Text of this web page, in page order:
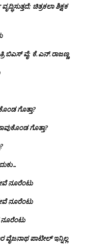
ಚಿತ್ರಕಲಾ ಶಿಕ್ಷಕ
ಬಿಎಸ್ ವೈ: ಕೆ.ಎನ್.ರಾಜಣ್ಣ
ಗೊತ್ತಾ?
ಗೊತ್ತಾ?
ನೂರೆಂಟು
ನೂರೆಂಟು
ನೂರೆಂಟು
ಪಾಟೀಲ್ ಇನ್ನಿಲ್ಲ